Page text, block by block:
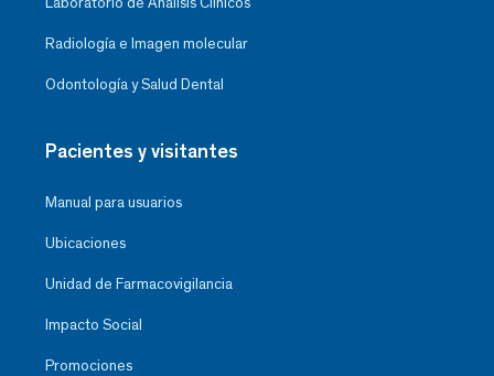
Radiología e Imagen molecular
Odontología y Salud Dental
Pacientes y visitantes
Manual para usuarios
Ubicaciones
Unidad de Farmacovigilancia
Impacto Social
Promociones